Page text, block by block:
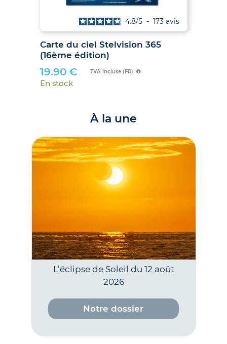
Carte du ciel Stelvision 365
(16ème édition)
4.8/5 - 173 avis
19.90 € TVA incluse (FR)
En stock
À la une
L’éclipse de Soleil du 12 août
2026
Notre dossier